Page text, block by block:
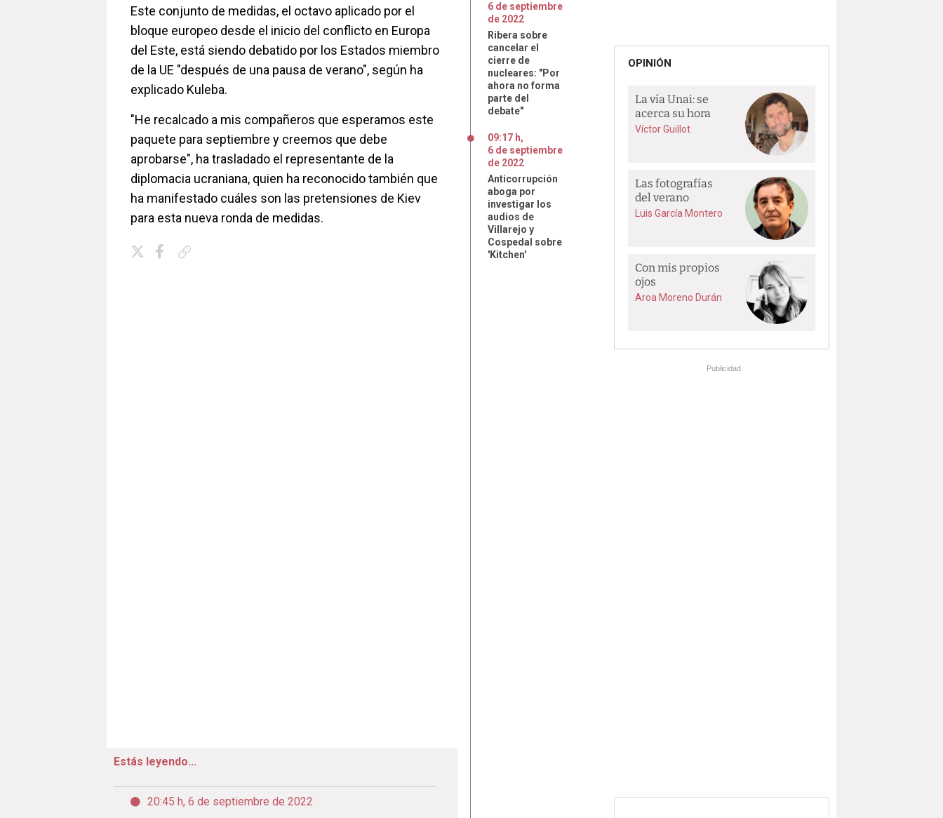
Este conjunto de medidas, el octavo aplicado por el
bloque europeo desde el inicio del conflicto en Europa
del Este, está siendo debatido por los Estados miembro
de la UE "después de una pausa de verano", según ha
explicado Kuleba.
"He recalcado a mis compañeros que esperamos este
paquete para septiembre y creemos que debe
aprobarse", ha trasladado el representante de la
diplomacia ucraniana, quien ha reconocido también que
ha manifestado cuáles son las pretensiones de Kiev
para esta nueva ronda de medidas.
Estás leyendo...
20:45 h, 6 de septiembre de 2022
6 de septiembre
de 2022
Ribera sobre
cancelar el
cierre de
nucleares: "Por
ahora no forma
parte del
debate"
09:17 h,
6 de septiembre
de 2022
Anticorrupción
aboga por
investigar los
audios de
Villarejo y
Cospedal sobre
'Kitchen'
OPINIÓN
La vía Unai: se
acerca su hora
Víctor Guillot
Las fotografías
del verano
Luis García Montero
Con mis propios
ojos
Aroa Moreno Durán
Publicidad